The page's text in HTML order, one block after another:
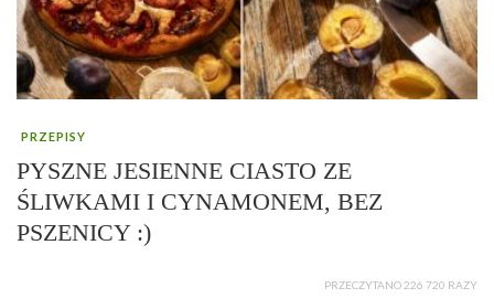
PRZEPISY
PYSZNE JESIENNE CIASTO ZE
ŚLIWKAMI I CYNAMONEM, BEZ
PSZENICY :)
PRZECZYTANO 226 720 RAZY